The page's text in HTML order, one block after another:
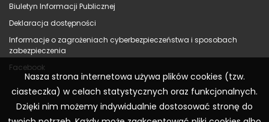
Biuletyn Informacji Publicznej
Deklaracja dostępności
Informacje o zagrożeniach cyberbezpieczeństwa i sposobach
zabezpieczenia
Facebook
Nasza strona internetowa używa plików cookies (tzw.
ciasteczka) w celach statystycznych oraz funkcjonalnych.
Dzięki nim możemy indywidualnie dostosować stronę do